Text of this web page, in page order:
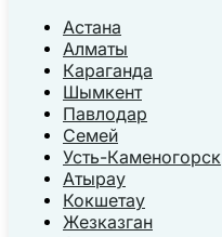
Астана
Алматы
Караганда
Шымкент
Павлодар
Семей
Усть-Каменогорск
Атырау
Кокшетау
Жезказган